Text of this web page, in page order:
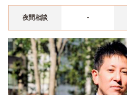
夜間相談 -